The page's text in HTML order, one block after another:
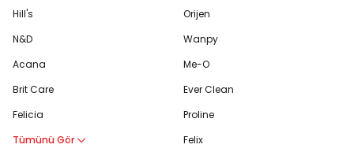
Hill's
N&D
Acana
Brit Care
Felicia
Tümünü Gör
Orijen
Wanpy
Me-O
Ever Clean
Proline
Felix